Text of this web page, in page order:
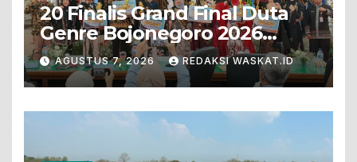
20 Finalis Grand Final Duta
Genre Bojonegoro 2026
Tunjukkan Bakat Terbaik
AGUSTUS 7, 2026 REDAKSI WASKAT.ID